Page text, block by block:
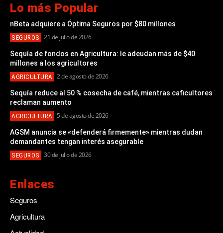
Lo más Popular
nBeta adquiere a Óptima Seguros por $80 millones
SEGUROS 21 de julio de 2026
Sequía de fondos en Agricultura: le adeudan más de $40
millones a los agricultores
AGRICULTURA 2 de agosto de 2026
Sequía reduce al 50 % cosecha de café, mientras caficultores
reclaman aumento
AGRICULTURA 5 de agosto de 2026
AGSM anuncia se «defenderá firmemente» mientras dudan
demandantes tengan interés asegurable
SEGUROS 30 de julio de 2026
Enlaces
Seguros
Agricultura